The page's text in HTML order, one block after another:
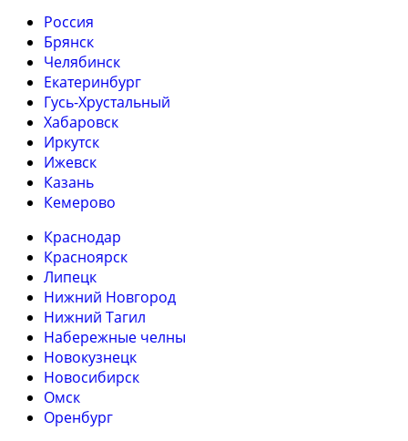
Россия
Брянск
Челябинск
Екатеринбург
Гусь-Хрустальный
Хабаровск
Иркутск
Ижевск
Казань
Кемерово
Краснодар
Красноярск
Липецк
Нижний Новгород
Нижний Тагил
Набережные челны
Новокузнецк
Новосибирск
Омск
Оренбург